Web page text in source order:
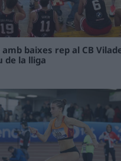
baixes rep al CB
de la lliga